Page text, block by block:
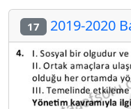
17 2019-2020